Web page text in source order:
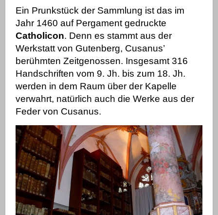
Ein Prunkstück der Sammlung ist das im
Jahr 1460 auf Pergament gedruckte
Catholicon. Denn es stammt aus der
Werkstatt von Gutenberg, Cusanus’
berühmten Zeitgenossen. Insgesamt 316
Handschriften vom 9. Jh. bis zum 18. Jh.
werden in dem Raum über der Kapelle
verwahrt, natürlich auch die Werke aus der
Feder von Cusanus.